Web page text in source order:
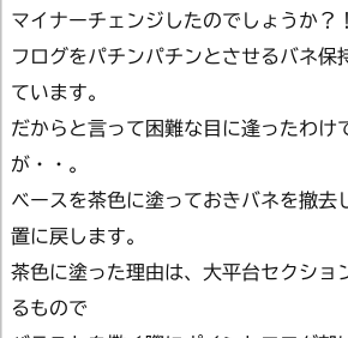
マイナーチェンジしたのでしょうか？！
フログをパチンパチンとさせるバネ保
ています。
だからと言って困難な目に逢ったわけ
が・・。
ベースを茶色に塗っておきバネを撤去
置に戻します。
茶色に塗った理由は、大平台セクショ
るもので